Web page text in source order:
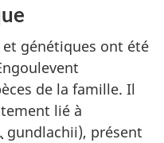
et génétiques ont été
de la famille. Il
lié à
gundlachii), présent